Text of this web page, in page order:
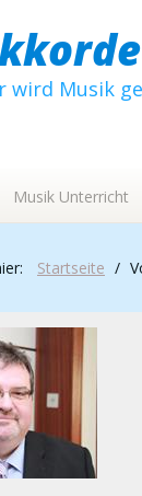
wird Musik
Musik Unterricht
Startseite /